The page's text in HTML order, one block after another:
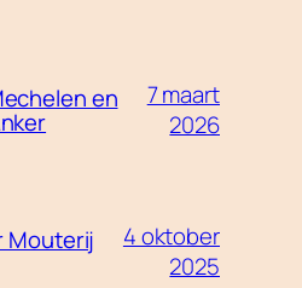
en
7 maart
2026
Mouterij
4 oktober
2025